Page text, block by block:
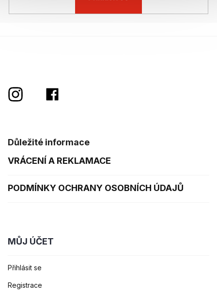
Důležité informace
VRÁCENÍ A REKLAMACE
PODMÍNKY OCHRANY OSOBNÍCH ÚDAJŮ
MŮJ ÚČET
Přihlásit se
Registrace